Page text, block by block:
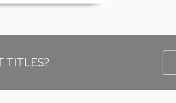
TITLES?